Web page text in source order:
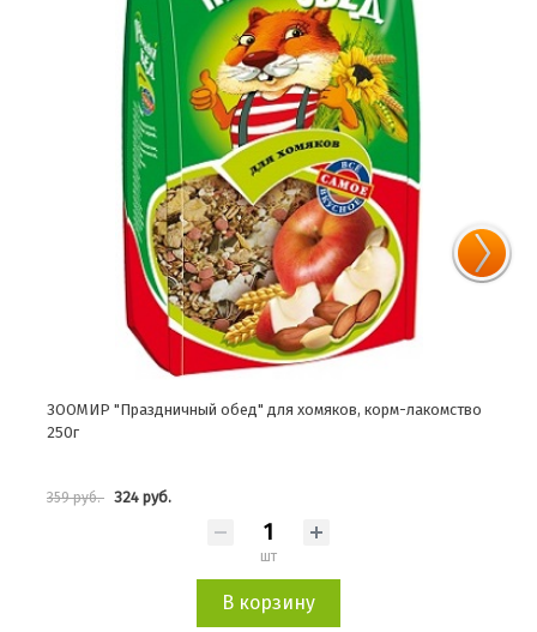
ЗООМИР "Праздничный обед" для хомяков, корм-лакомство
250г
359 руб. 324 руб.
шт
В корзину